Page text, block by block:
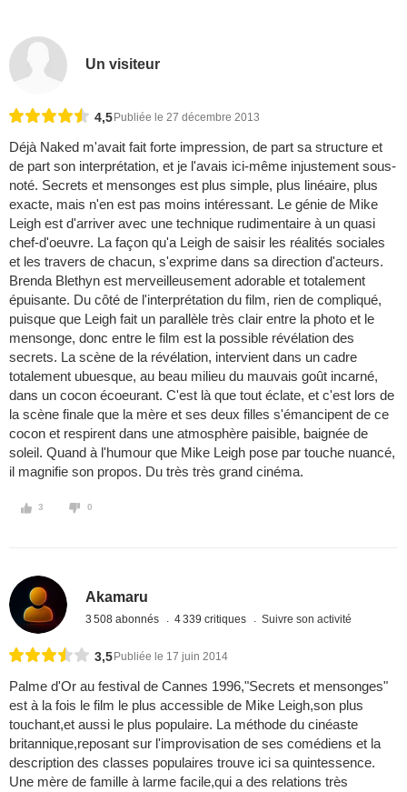
Un visiteur
4,5 Publiée le 27 décembre 2013
Déjà Naked m'avait fait forte impression, de part sa structure et
de part son interprétation, et je l'avais ici-même injustement sous-
noté. Secrets et mensonges est plus simple, plus linéaire, plus
exacte, mais n'en est pas moins intéressant. Le génie de Mike
Leigh est d'arriver avec une technique rudimentaire à un quasi
chef-d'oeuvre. La façon qu'a Leigh de saisir les réalités sociales
et les travers de chacun, s'exprime dans sa direction d'acteurs.
Brenda Blethyn est merveilleusement adorable et totalement
épuisante. Du côté de l'interprétation du film, rien de compliqué,
puisque que Leigh fait un parallèle très clair entre la photo et le
mensonge, donc entre le film est la possible révélation des
secrets. La scène de la révélation, intervient dans un cadre
totalement ubuesque, au beau milieu du mauvais goût incarné,
dans un cocon écoeurant. C'est là que tout éclate, et c'est lors de
la scène finale que la mère et ses deux filles s'émancipent de ce
cocon et respirent dans une atmosphère paisible, baignée de
soleil. Quand à l'humour que Mike Leigh pose par touche nuancé,
il magnifie son propos. Du très très grand cinéma.
3 0
Akamaru
3 508 abonnés 4 339 critiques Suivre son activité
3,5 Publiée le 17 juin 2014
Palme d'Or au festival de Cannes 1996,"Secrets et mensonges"
est à la fois le film le plus accessible de Mike Leigh,son plus
touchant,et aussi le plus populaire. La méthode du cinéaste
britannique,reposant sur l'improvisation de ses comédiens et la
description des classes populaires trouve ici sa quintessence.
Une mère de famille à larme facile,qui a des relations très